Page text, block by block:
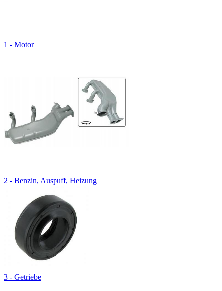
1 - Motor
2 - Benzin, Auspuff, Heizung
3 - Getriebe